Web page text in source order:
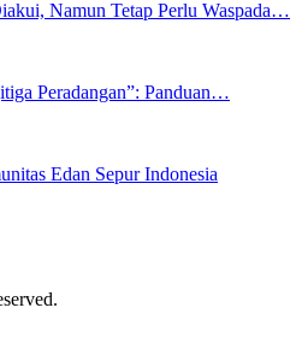
Namun Tetap Perlu Waspada…
Peradangan”: Panduan…
Edan Sepur Indonesia